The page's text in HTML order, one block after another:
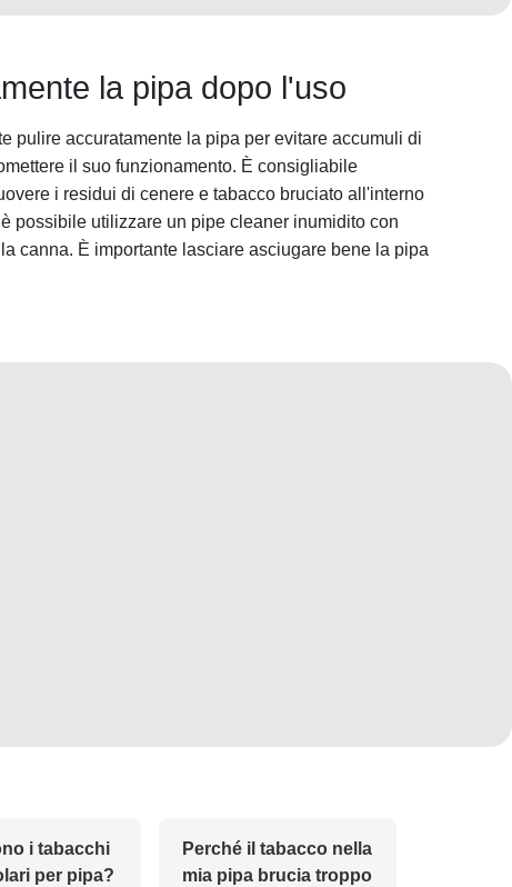
la pipa dopo l'uso
pulire accuratamente la pipa per evitare accumuli di
il suo funzionamento. È consigliabile
i residui di cenere e tabacco bruciato all'interno
possibile utilizzare un pipe cleaner inumidito con
canna. È importante lasciare asciugare bene la pipa
i tabacchi
per pipa?
Perché il tabacco nella
mia pipa brucia troppo